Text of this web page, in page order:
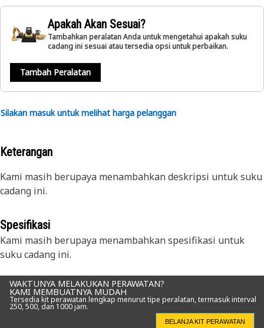
Apakah Akan Sesuai?
Tambahkan peralatan Anda untuk mengetahui apakah suku
cadang ini sesuai atau tersedia opsi untuk perbaikan.
Tambah Peralatan
Silakan masuk untuk melihat harga pelanggan
Keterangan
Kami masih berupaya menambahkan deskripsi untuk suku
cadang ini.
Spesifikasi
Kami masih berupaya menambahkan spesifikasi untuk
suku cadang ini.
WAKTUNYA MELAKUKAN PERAWATAN?
KAMI MEMBUATNYA MUDAH
Tersedia kit perawatan lengkap menurut tipe peralatan, termasuk interval
250, 500, dan 1000 jam.
BELANJA KIT PERAWATAN